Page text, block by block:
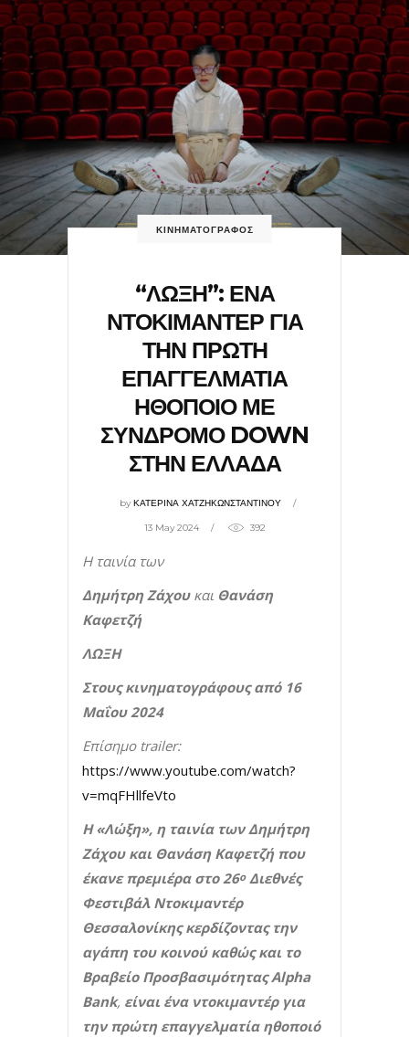
ΚΙΝΗΜΑΤΟΓΡΑΦΟΣ
“ΛΩΞΗ”: ΕΝΑ
ΝΤΟΚΙΜΑΝΤΕΡ ΓΙΑ
ΤΗΝ ΠΡΩΤΗ
ΕΠΑΓΓΕΛΜΑΤΙΑ
ΗΘΟΠΟΙΟ ΜΕ
ΣΥΝΔΡΟΜΟ DOWN
ΣΤΗΝ ΕΛΛΑΔΑ
byΚΑΤΕΡΙΝΑ ΧΑΤΖΗΚΩΝΣΤΑΝΤΙΝΟΥ
13 May 2024 392
Η ταινία των
Δημήτρη Ζάχου και Θανάση
Καφετζή
ΛΩΞΗ
Στους κινηματογράφους από 16
Μαΐου 2024
Επίσημο trailer:
https://www.youtube.com/watch?
v=mqFHllfeVto
H«Λώξη», η ταινία των Δημήτρη
Ζάχου και Θανάση Καφετζή που
έκανε πρεμιέρα στο 26οΔιεθνές
Φεστιβάλ Ντοκιμαντέρ
Θεσσαλονίκης κερδίζοντας την
αγάπη του κοινού καθώς και το
Βραβείο ΠροσβασιμότηταςAlpha
Bank, είναι ένα ντοκιμαντέρ για
την πρώτη επαγγελματία ηθοποιό